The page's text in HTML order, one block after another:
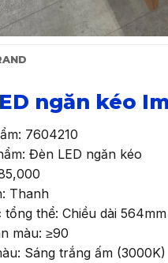
ngăn kéo
7604210
Đèn LED ngăn kéo
Thanh
thể: Chiều dài 564mm
màu: ≥90
Sáng trắng ấm (3000K)